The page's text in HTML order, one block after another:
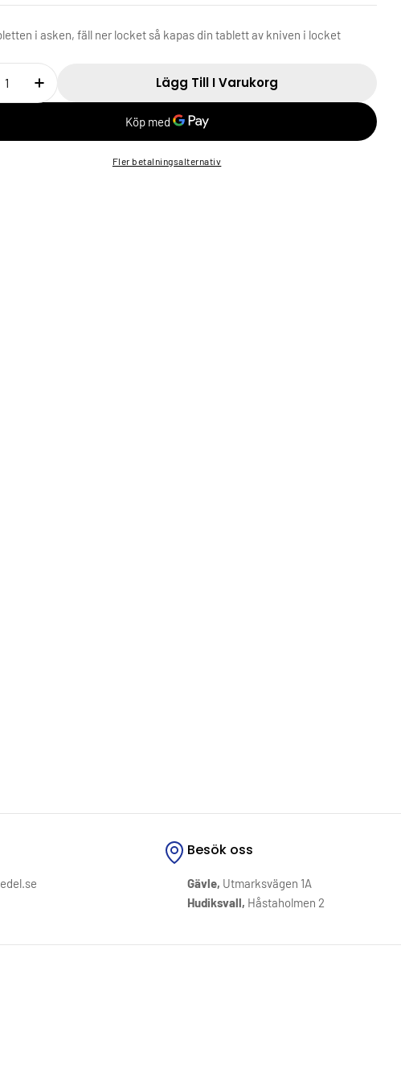
i asken, fäll ner locket så kapas din tablett av kniven i locket
Lägg Till I Varukorg
Fler betalningsalternativ
Besök oss
Gävle, Utmarksvägen 1A
Hudiksvall, Håstaholmen 2